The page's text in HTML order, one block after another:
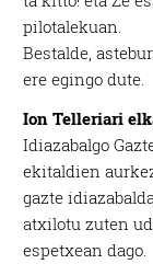
pilotalekuan.
Bestalde,
ere egingo dute.
Ion Telleriari
Idiazabalgo
ekitaldien
gazte
atxilotu zuten
espetxean dago.